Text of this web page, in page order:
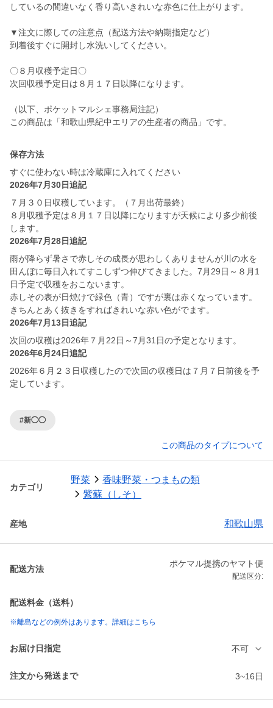
しているの間違いなく香り高いきれいな赤色に仕上がります。
▼注文に際しての注意点（配送方法や納期指定など）
到着後すぐに開封し水洗いしてください。
〇８月収穫予定日〇
次回収穫予定日は８月１７日以降になります。
（以下、ポケットマルシェ事務局注記）
この商品は「和歌山県紀中エリアの生産者の商品」です。
保存方法
すぐに使わない時は冷蔵庫に入れてください
2026年7月30日追記
７月３０日収穫しています。（７月出荷最終）
８月収穫予定は８月１７日以降になりますが天候により多少前後
します。
2026年7月28日追記
雨が降らず暑さで赤しその成長が思わしくありませんが川の水を
田んぼに毎日入れてすこしずつ伸びてきました。7月29日～８月1
日予定で収穫をおこないます。
赤しその表が日焼けで緑色（青）ですが裏は赤くなっています。
きちんとあく抜きをすればきれいな赤い色がでます。
2026年7月13日追記
次回の収穫は2026年７月22日～7月31日の予定となります。
2026年6月24日追記
2026年６月２３日収穫したので次回の収穫日は７月７日前後を予
定しています。
#新◯◯
この商品のタイプについて
カテゴリ
野菜
香味野菜・つまもの類
紫蘇（しそ）
産地 和歌山県
配送方法
ポケマル提携のヤマト便
配送区分:
配送料金（送料）
※離島などの例外はあります。詳細はこちら
お届け日指定 不可
注文から発送まで 3~16日